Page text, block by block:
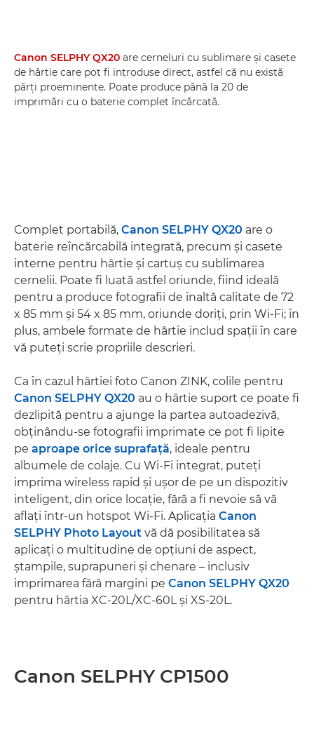
Canon SELPHY QX20 are cerneluri cu sublimare şi casete
de hârtie care pot fi introduse direct, astfel că nu există
părţi proeminente. Poate produce până la 20 de
imprimări cu o baterie complet încărcată.
Complet portabilă, Canon SELPHY QX20 are o
baterie reîncărcabilă integrată, precum şi casete
interne pentru hârtie şi cartuş cu sublimarea
cernelii. Poate fi luată astfel oriunde, fiind ideală
pentru a produce fotografii de înaltă calitate de 72
x 85 mm şi 54 x 85 mm, oriunde doriţi, prin Wi-Fi; în
plus, ambele formate de hârtie includ spaţii în care
vă puteţi scrie propriile descrieri.
Ca în cazul hârtiei foto Canon ZINK, colile pentru
Canon SELPHY QX20 au o hârtie suport ce poate fi
dezlipită pentru a ajunge la partea autoadezivă,
obţinându-se fotografii imprimate ce pot fi lipite
pe aproape orice suprafaţă, ideale pentru
albumele de colaje. Cu Wi-Fi integrat, puteţi
imprima wireless rapid şi uşor de pe un dispozitiv
inteligent, din orice locaţie, fără a fi nevoie să vă
aflaţi într-un hotspot Wi-Fi. Aplicaţia Canon
SELPHY Photo Layout vă dă posibilitatea să
aplicaţi o multitudine de opţiuni de aspect,
ştampile, suprapuneri şi chenare – inclusiv
imprimarea fără margini pe Canon SELPHY QX20
pentru hârtia XC-20L/XC-60L şi XS-20L.
Canon SELPHY CP1500